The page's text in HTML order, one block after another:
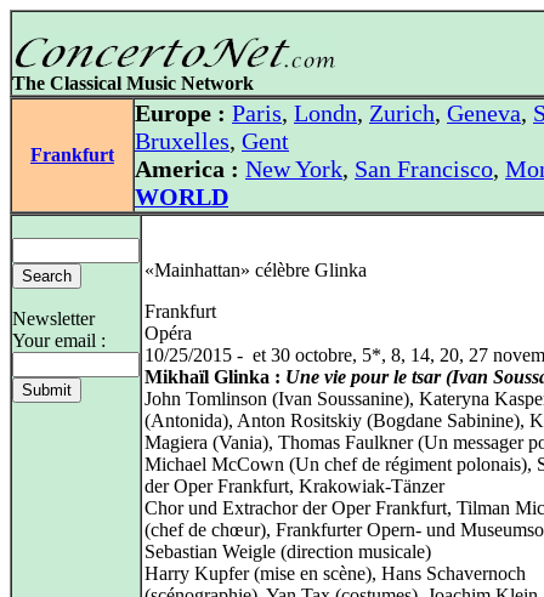
The Classical Music Network
Frankfurt
Europe : Paris, Londn, Zurich, Geneva,
Bruxelles, Gent
America : New York, San Francisco,
WORLD
Newsletter
Your email :
«Mainhattan» célèbre Glinka
Frankfurt
Opéra
10/25/2015 - et 30 octobre, 5*, 8, 14, 20, 27
Mikhaïl Glinka : Une vie pour le tsar (Ivan
John Tomlinson (Ivan Soussanine), Kateryna
(Antonida), Anton Rositskiy (Bogdane Sabinine),
Magiera (Vania), Thomas Faulkner (Un messager
Michael McCown (Un chef de régiment polonais),
der Oper Frankfurt, Krakowiak-Tänzer
Chor und Extrachor der Oper Frankfurt, Tilman
(chef de chœur), Frankfurter Opern- und
Sebastian Weigle (direction musicale)
Harry Kupfer (mise en scène), Hans Schavernoch